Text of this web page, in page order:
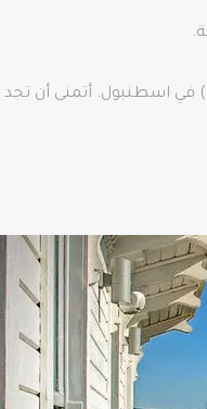
في القائمة يمكنك العثور على أفضل مطاعم الأسماك في الجانب الأوروبي (بين 1 و13)